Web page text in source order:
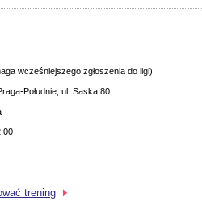
wcześniejszego zgłoszenia do ligi)
Południe, ul. Saska 80
trening